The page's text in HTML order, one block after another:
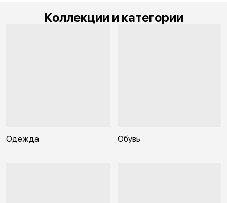
Коллекции и категории
Одежда Обувь